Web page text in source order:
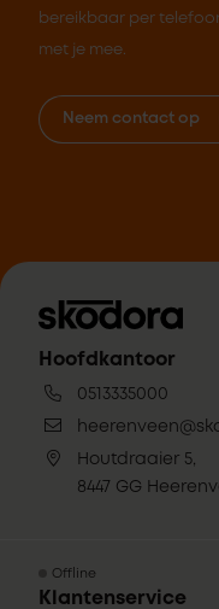
bereikbaar per
met je mee.
Neem contact op
Hoofdkantoor
0513335000
Houtdraaier 5,
8447 GG
Offline
Klantenservice